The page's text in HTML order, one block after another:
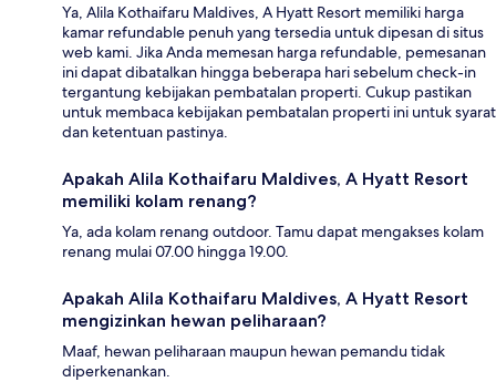
Ya, Alila Kothaifaru Maldives, A Hyatt Resort memiliki harga
kamar refundable penuh yang tersedia untuk dipesan di situs
web kami. Jika Anda memesan harga refundable, pemesanan
ini dapat dibatalkan hingga beberapa hari sebelum check-in
tergantung kebijakan pembatalan properti. Cukup pastikan
untuk membaca kebijakan pembatalan properti ini untuk syarat
dan ketentuan pastinya.
Apakah Alila Kothaifaru Maldives, A Hyatt Resort
memiliki kolam renang?
Ya, ada kolam renang outdoor. Tamu dapat mengakses kolam
renang mulai 07.00 hingga 19.00.
Apakah Alila Kothaifaru Maldives, A Hyatt Resort
mengizinkan hewan peliharaan?
Maaf, hewan peliharaan maupun hewan pemandu tidak
diperkenankan.